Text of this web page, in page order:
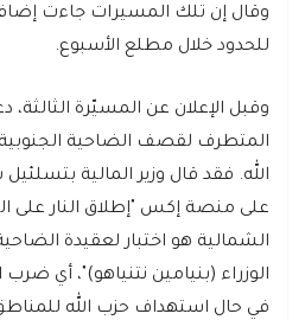
وقال إن تلك المسيرات جاءت
للحدود خلال مطلع الأسبوع.
وقبل الإعلان عن المسيّرة الثالثة،
المتطرف لقصف الضاحية
الله. فقد قال وزير المالية
على منصة إكس "إطلاق النار على
الشمالية هو اختبار لعقيدة
الوزراء (بنيامين نتنياهو)"، أي
في حال استهداف حزب الله